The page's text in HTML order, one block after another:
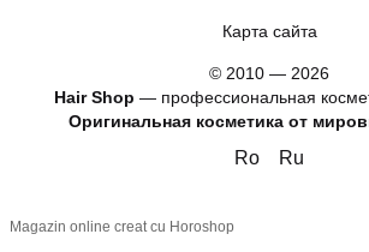
Карта сайта
© 2010 — 2026
Hair Shop — профессиональная
Оригинальная косметика от
Ro Ru
Magazin online creat cu Horoshop